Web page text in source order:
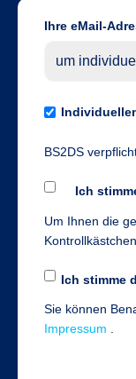
Ihre eMail-
BS2DS
Ich
Um Ihnen die
Kontrollkästchen.
Ich stimme
Sie können
Impressum